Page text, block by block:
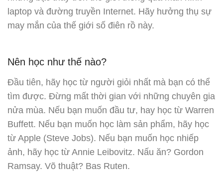
laptop và đường truyền Internet. Hãy hưởng thụ sự
may mắn của thế giới số điên rồ này.
Nên học như thế nào?
Đầu tiên, hãy học từ người giỏi nhất mà bạn có thể
tìm được. Đừng mất thời gian với những chuyên gia
nửa mùa. Nếu bạn muốn đầu tư, hay học từ Warren
Buffett. Nếu bạn muốn học làm sản phẩm, hãy học
từ Apple (Steve Jobs). Nếu bạn muốn học nhiếp
ảnh, hãy học từ Annie Leibovitz. Nấu ăn? Gordon
Ramsay. Võ thuật? Bas Ruten.